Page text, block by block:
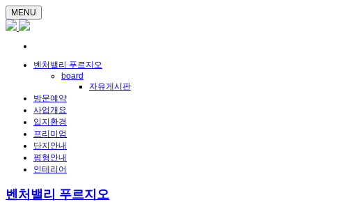
MENU
벤처밸리 푸르지오
board
자유게시판
방문예약
사업개요
입지환경
프리미엄
단지안내
평형안내
인테리어
벤처밸리 푸르지오